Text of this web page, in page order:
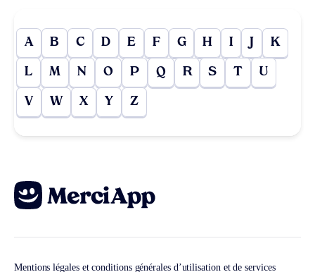
A B C D E F G H I J K
L M N O P Q R S T U
V W X Y Z
Mentions légales et conditions générales d’utilisation et de services